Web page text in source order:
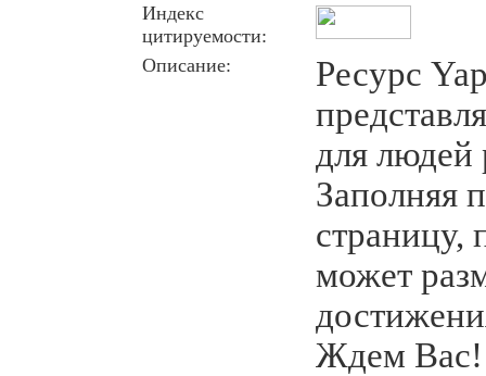
Индекс
цитируемости:
Описание:
Ресурс
для людей
Заполняя
страницу,
может
Ждем Вас!